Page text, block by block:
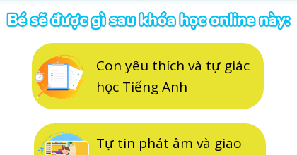
Con yêu thích và tự giác
học Tiếng Anh
Tự tin phát âm và giao